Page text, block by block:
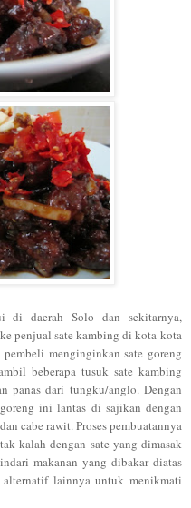
di daerah Solo dan sekitarnya,
penjual sate kambing di kota-kota
menginginkan sate goreng
beberapa tusuk sate kambing
panas dari tungku/anglo. Dengan
ini lantas di sajikan dengan
cabe rawit. Proses pembuatannya
kalah dengan sate yang dimasak
makanan yang dibakar diatas
lainnya untuk menikmati